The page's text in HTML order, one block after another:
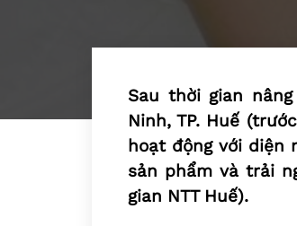
Sau thời gian
Ninh, TP. Huế
hoạt động với diện
sản phẩm và trải
gian NTT Huế).